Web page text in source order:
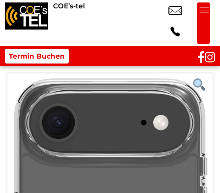
COE’s-tel
Termin Buchen